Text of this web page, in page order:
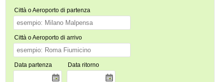
Città o Aeroporto di partenza
Città o Aeroporto di arrivo
Data partenza Data ritorno